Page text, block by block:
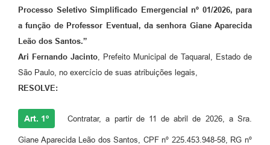
Processo Seletivo Simplificado Emergencial nº 01/2026, para
a função de Professor Eventual, da senhora Giane Aparecida
Leão dos Santos.”
Ari Fernando Jacinto , Prefeito Municipal de Taquaral, Estado de
São Paulo, no exercício de suas atribuições legais,
RESOLVE:
Art. 1º Contratar, a partir de 11 de abril de 2026, a Sra.
Giane Aparecida Leão dos Santos, CPF nº 225.453.948-58, RG nº